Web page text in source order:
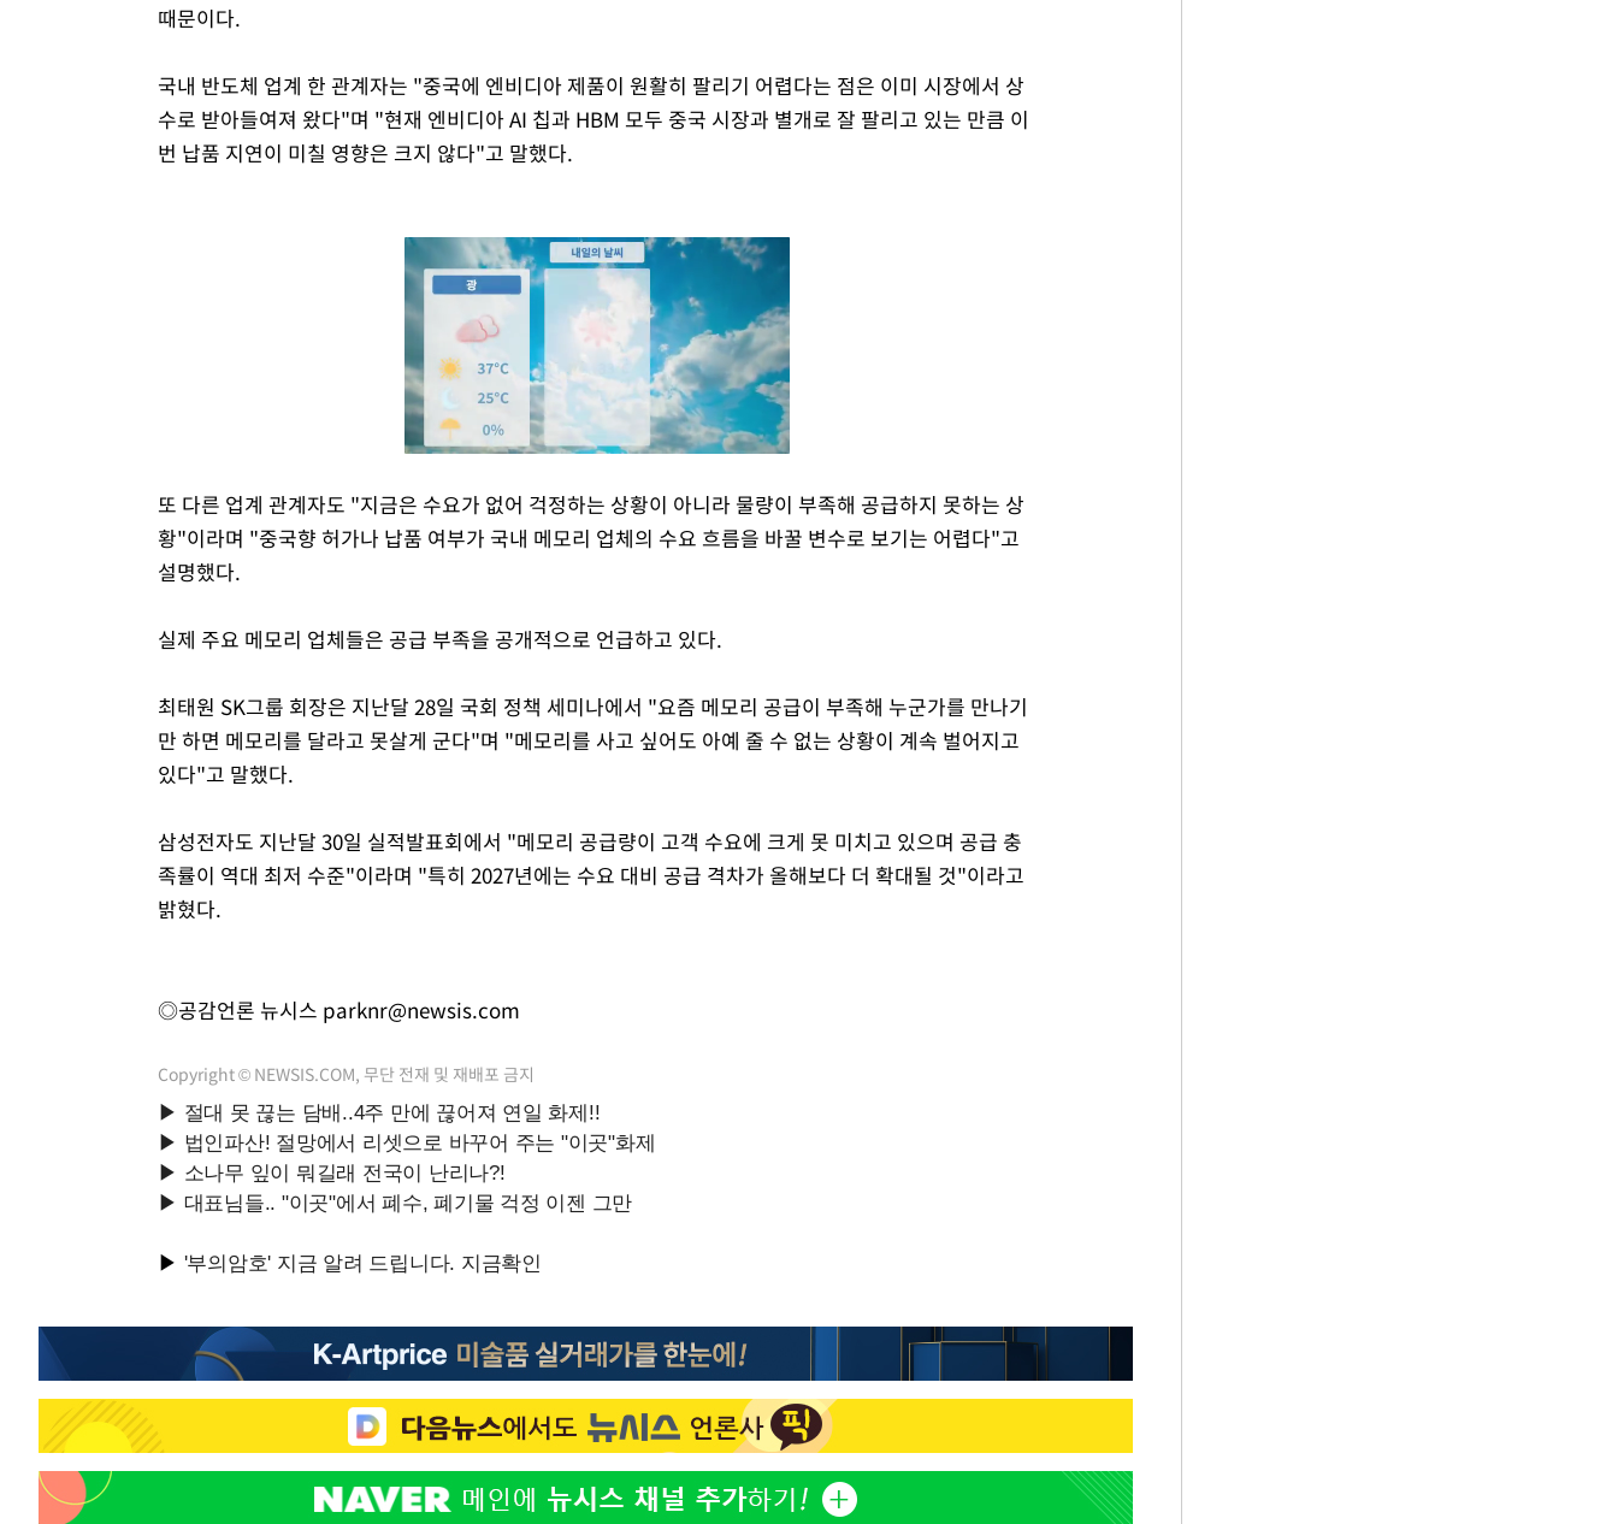
때문이다.
국내 반도체 업계 한 관계자는 "중국에 엔비디아 제품이 원활히 팔리기 어렵다는 점은 이미 시장에서 상
수로 받아들여져 왔다"며 "현재 엔비디아 AI 칩과 HBM 모두 중국 시장과 별개로 잘 팔리고 있는 만큼 이
번 납품 지연이 미칠 영향은 크지 않다"고 말했다.
Mute
또 다른 업계 관계자도 "지금은 수요가 없어 걱정하는 상황이 아니라 물량이 부족해 공급하지 못하는 상
황"이라며 "중국향 허가나 납품 여부가 국내 메모리 업체의 수요 흐름을 바꿀 변수로 보기는 어렵다"고
설명했다.
실제 주요 메모리 업체들은 공급 부족을 공개적으로 언급하고 있다.
최태원 SK그룹 회장은 지난달 28일 국회 정책 세미나에서 "요즘 메모리 공급이 부족해 누군가를 만나기
만 하면 메모리를 달라고 못살게 군다"며 "메모리를 사고 싶어도 아예 줄 수 없는 상황이 계속 벌어지고
있다"고 말했다.
삼성전자도 지난달 30일 실적발표회에서 "메모리 공급량이 고객 수요에 크게 못 미치고 있으며 공급 충
족률이 역대 최저 수준"이라며 "특히 2027년에는 수요 대비 공급 격차가 올해보다 더 확대될 것"이라고
밝혔다.
◎공감언론 뉴시스 parknr@newsis.com
Copyright © NEWSIS.COM, 무단 전재 및 재배포 금지